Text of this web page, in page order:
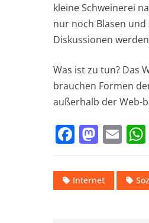
kleine Schweinerei
nur noch Blasen
Diskussionen
Was ist zu tun? Das
brauchen Formen
außerhalb der Web-
F
c
e
M
st
o
E
ai
l
Internet